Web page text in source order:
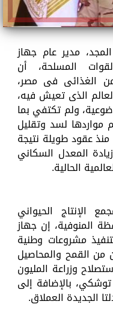
مدير عام جهاز
المسلحة، أن
الغذائى فى مصر،
الذى تعيش فيه،
ولم تكتفي بما
مواردها لسد وتقليل
عقود طويلة نتيجة
المعدل السكاني
الحالية.
الإنتاج الحيواني
المنوفية، إن جهاز
مشروعات وطنية
400 ألف فدان من القمح والمحاصيل
وزراعة المليون
في توشكي، بالإضافة إلى